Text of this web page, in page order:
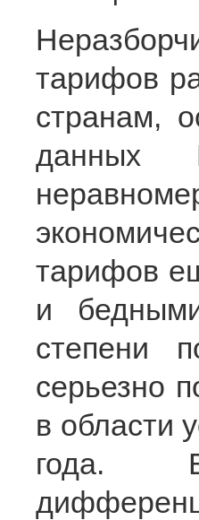
тарифов
странам,
данных
тарифов
и
степени
серьезно
в области
года.